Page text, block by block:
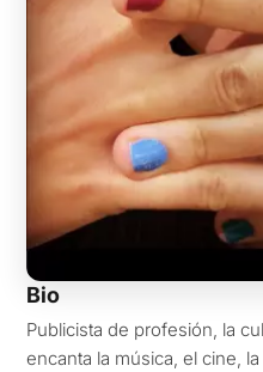
Bio
Publicista de profesión, la
encanta la música, el cine,